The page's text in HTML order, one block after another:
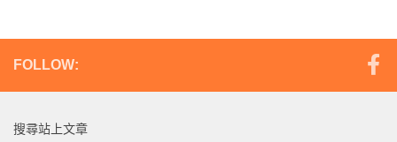
FOLLOW:
搜尋站上文章